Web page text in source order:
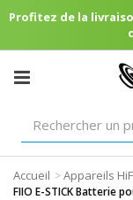
Profitez de la
Accueil >Appareils
FIIO E-STICK Batterie